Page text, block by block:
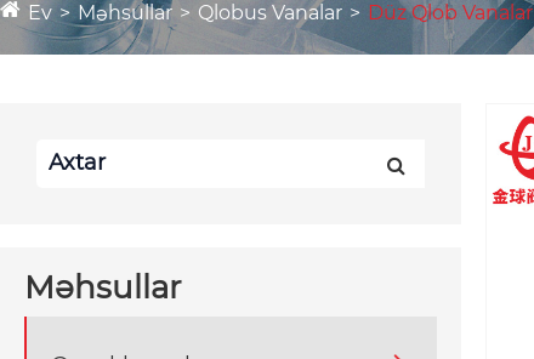
Ev Məhsullar Qlobus Vanalar Düz Qlob Vanalar
Məhsullar